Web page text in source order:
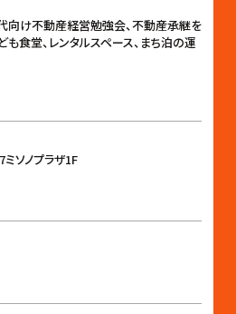
代向け不動産経営勉強会、不動産承継を
食堂、レンタルスペース、まち泊の運
ソノプラザ1F